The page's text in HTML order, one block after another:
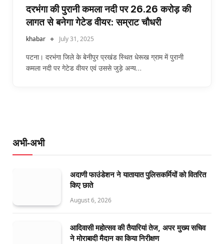
दरभंगा की पुरानी कमला नदी पर 26.26 करोड़ की
लागत से बनेगा गेटेड वीयर: सम्राट चौधरी
khabar July 31, 2025
पटना। दरभंगा जिले के बेनीपुर प्रखंड स्थित धेरूख ग्राम में पुरानी
कमला नदी पर गेटेड वीयर एवं उससे जुड़े अन्य…
अभी-अभी
अदाणी फाउंडेशन ने यातायात पुलिसकर्मियों को वितरित
किए छाते
August 6, 2026
आदिवासी महोत्सव की तैयारियां तेज, अपर मुख्य सचिव
ने मोराबादी मैदान का किया निरीक्षण